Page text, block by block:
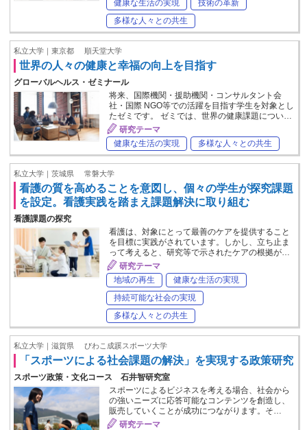
健康な生活の実現
技術の革新
多様な人々との共生
私立大学｜東京都 順天堂大学
世界の人々の健康と幸福の向上を目指す
グローバルヘルス・ゼミナール
将来、国際機関・援助機関・コンサルタント会
社・国際 NGO等での活躍を目指す学生を対象とし
たゼミです。 ゼミでは、世界の健康課題につい…
研究テーマ
健康な生活の実現
多様な人々との共生
私立大学｜茨城県 常磐大学
看護の質を高めることを意図し、個々の学生が探究課題
を設定。看護実践を踏まえ課題解決に取り組む
看護課題の探究
看護は、対象にとって最善のケアを提供すること
を目標に実践がされています。しかし、立ち止ま
って考えると、研究等で示されたケアの根拠が…
研究テーマ
地域の再生
健康な生活の実現
持続可能な社会の実現
多様な人々との共生
私立大学｜滋賀県 びわこ成蹊スポーツ大学
「スポーツによる社会課題の解決」を実現する政策研究
スポーツ政策・文化コース 石井智研究室
スポーツによるビジネスを考える場合、社会から
の強いニーズに応答可能なコンテンツを創造し、
販売していくことが成功につながります。そ…
研究テーマ